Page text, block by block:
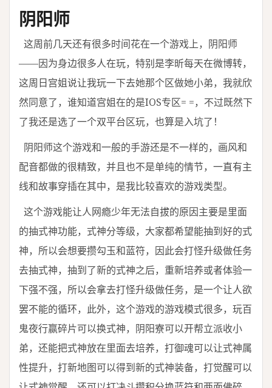
阴阳师
这周前几天还有很多时间花在一个游戏上，阴阳师
——因为身边很多人在玩，特别是李昕每天在微博转，
这周日宫姐说让我玩一下去她那个区做她小弟，我就欣
然同意了，谁知道宫姐在的是IOS专区= =，不过既然下
了我还是选了一个双平台区玩，也算是入坑了！
阴阳师这个游戏和一般的手游还是不一样的，画风和
配音都做的很精致，并且也不是单纯的情节，一直有主
线和故事穿插在其中，是我比较喜欢的游戏类型。
这个游戏能让人网瘾少年无法自拔的原因主要是里面
的抽式神功能，式神分等级，大家都希望能抽到好的式
神，所以会想要攒勾玉和蓝符，因此会打怪升级做任务
去抽式神，抽到了新的式神之后，重新培养或者体验一
下强不强，所以会拿去打怪升级做任务，是一个让人欲
罢不能的循环，此外，这个游戏的游戏模式很多，玩百
鬼夜行赢碎片可以换式神，阴阳寮可以开帮立派收小
弟，还能把式神放在里面去培养，打御魂可以让式神属
性提升，打新地图可以得到新的式神装备，打觉醒可以